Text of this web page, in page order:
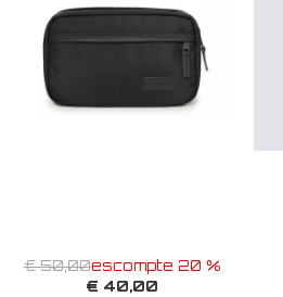
€ 50,00escompte 20 %
€ 40,00